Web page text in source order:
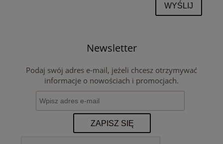
WYŚLIJ
Newsletter
Podaj swój adres e-mail, jeżeli chcesz otrzymywać
informacje o nowościach i promocjach.
ZAPISZ SIĘ